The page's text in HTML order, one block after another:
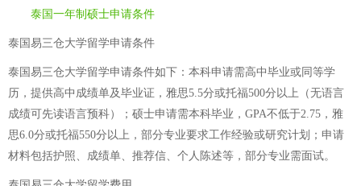
泰国一年制硕士申请条件
泰国易三仓大学留学申请条件
泰国易三仓大学留学申请条件如下：本科申请需高中毕业或同等学
历，提供高中成绩单及毕业证，雅思5.5分或托福500分以上（无语言
成绩可先读语言预科）；硕士申请需本科毕业，GPA不低于2.75，雅
思6.0分或托福550分以上，部分专业要求工作经验或研究计划；申请
材料包括护照、成绩单、推荐信、个人陈述等，部分专业需面试。